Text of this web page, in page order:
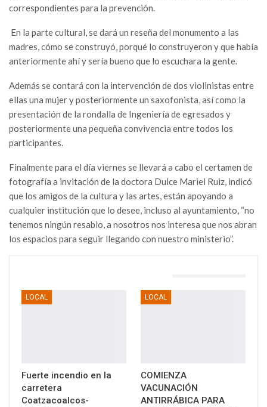
correspondientes para la prevención.
En la parte cultural, se dará un reseña del monumento a las
madres, cómo se construyó, porqué lo construyeron y que había
anteriormente ahí y sería bueno que lo escuchara la gente.
Además se contará con la intervención de dos violinistas entre
ellas una mujer y posteriormente un saxofonista, así como la
presentación de la rondalla de Ingeniería de egresados y
posteriormente una pequeña convivencia entre todos los
participantes.
Finalmente para el día viernes se llevará a cabo el certamen de
fotografía a invitación de la doctora Dulce Mariel Ruiz, indicó
que los amigos de la cultura y las artes, están apoyando a
cualquier institución que lo desee, incluso al ayuntamiento, “no
tenemos ningún resabio, a nosotros nos interesa que nos abran
los espacios para seguir llegando con nuestro ministerio”.
LOCAL
Fuerte incendio en la
carretera
Coatzacoalcos-
LOCAL
COMIENZA
VACUNACIÓN
ANTIRRÁBICA PARA